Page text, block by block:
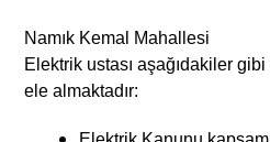
Namık Kemal Mahallesi
Elektrik ustası aşağıdakiler
ele almaktadır: